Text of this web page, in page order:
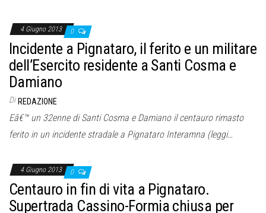
4 Giugno 2013 0
Incidente a Pignataro, il ferito e un militare
dell’Esercito residente a Santi Cosma e
Damiano
Di REDAZIONE
Eâ€™ un 32enne di Santi Cosma e Damiano il centauro rimasto
ferito in un incidente stradale a Pignataro Interamna (leggi…
4 Giugno 2013 0
Centauro in fin di vita a Pignataro.
Supertrada Cassino-Formia chiusa per